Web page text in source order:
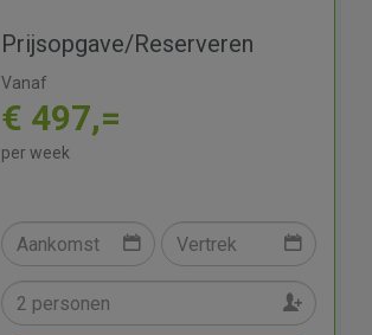
Prijsopgave/Reserveren
Vanaf
€ 497,=
per week